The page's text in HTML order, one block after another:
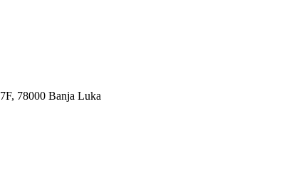
78000 Banja Luka